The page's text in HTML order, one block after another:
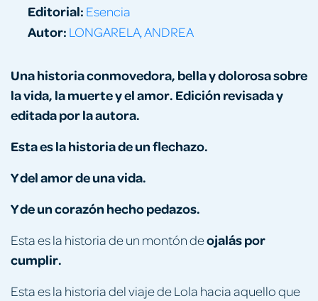
Una historia conmovedora, bella y dolorosa sobre
la vida, la muerte y el amor. Edición revisada y
editada por la autora.
Esta es la historia de un flechazo.
Y del amor de una vida.
Y de un corazón hecho pedazos.
Esta es la historia de un montón deojalás por
cumplir.
Esta es la historia del viaje de Lola hacia aquello que
Editorial: Esencia
Autor: LONGARELA, ANDREA